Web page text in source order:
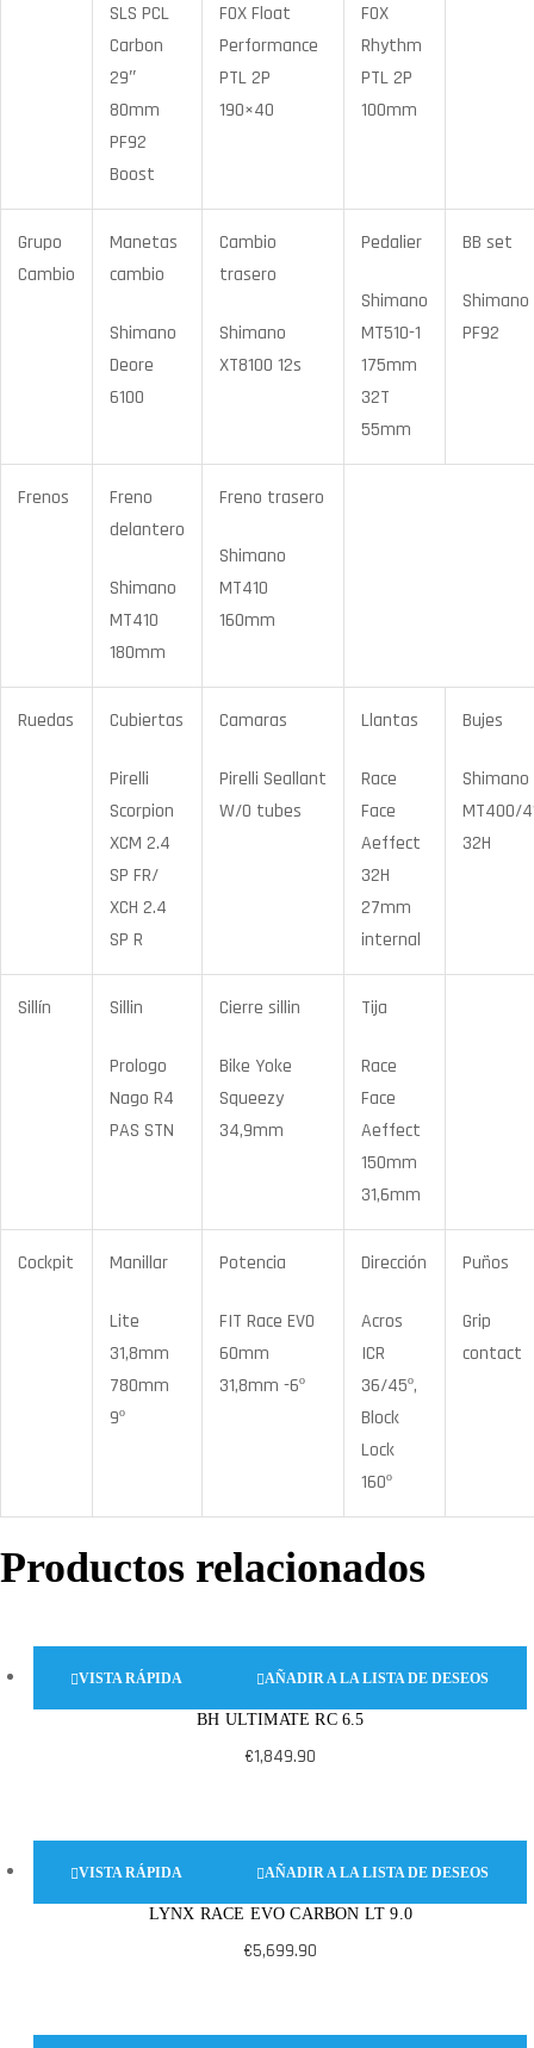
SLS PCL
Carbon
29″
80mm
PF92
Boost
FOX Float
Performance
PTL 2P
190×40
FOX
Rhythm
PTL 2P
100mm
Grupo
Cambio
Manetas
cambio
Shimano
Deore
6100
Cambio
trasero
Shimano
XT8100 12s
Pedalier
Shimano
MT510-1
175mm
32T
55mm
BB set
Shimano
PF92
Frenos
Freno
delantero
Shimano
MT410
180mm
Freno trasero
Shimano
MT410
160mm
Ruedas Cubiertas
Pirelli
Scorpion
XCM 2.4
SP FR/
XCH 2.4
SP R
Camaras
Pirelli Seallant
W/O tubes
Llantas
Race
Face
Aeffect
32H
27mm
internal
Bujes
Shimano
MT400/
32H
Sillín Sillin
Prologo
Nago R4
PAS STN
Cierre sillin
Bike Yoke
Squeezy
34,9mm
Tija
Race
Face
Aeffect
150mm
31,6mm
Cockpit Manillar
Lite
31,8mm
780mm
9º
Potencia
FIT Race EVO
60mm
31,8mm -6º
Dirección
Acros
ICR
36/45º,
Block
Lock
160º
Puños
Grip
contact
Productos relacionados
VISTA RÁPIDA AÑADIR A LA LISTA DE DESEOS
Este
producto
Las
opciones
se
BH ULTIMATE RC 6.5
€1,849.90
VISTA RÁPIDA AÑADIR A LA LISTA DE DESEOS
Este
producto
LYNX RACE EVO CARBON LT 9.0
€5,699.90